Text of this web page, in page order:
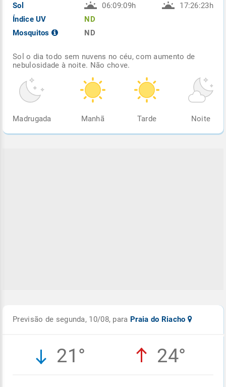
Sol
Índice UV
Mosquitos
06:09:09h
ND
ND
17:26:23h
Sol o dia todo sem nuvens no céu, com aumento de
nebulosidade à noite. Não chove.
Madrugada Manhã Tarde Noite
Previsão de segunda, 10/08, para Praia do Riacho
21° 24°